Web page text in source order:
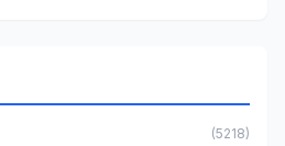
(5218)